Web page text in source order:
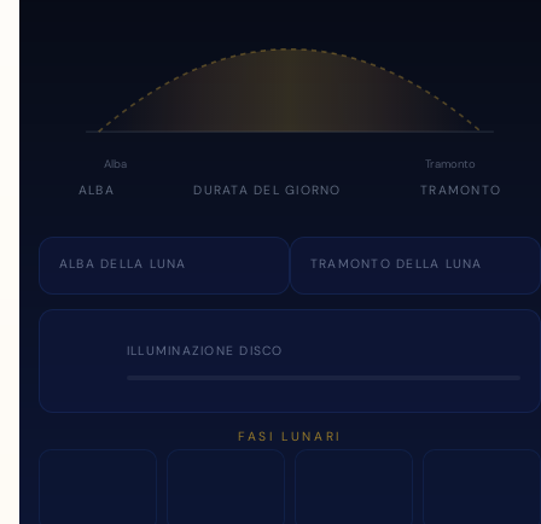
Alba Tramonto
ALBA DURATA DEL GIORNO TRAMONTO
ALBA DELLA LUNA TRAMONTO DELLA LUNA
ILLUMINAZIONE DISCO
FASI LUNARI